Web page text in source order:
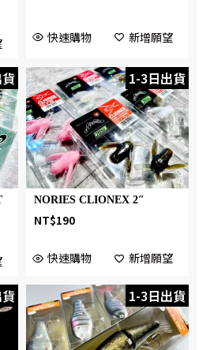
快速購物 新增願望
1-3日出貨
NORIES CLIONEX 2″
NT$190
快速購物 新增願望
1-3日出貨